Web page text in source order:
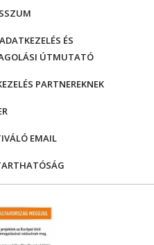
ÉS
ÚTMUTATÓ
PARTNEREKNEK
EMAIL